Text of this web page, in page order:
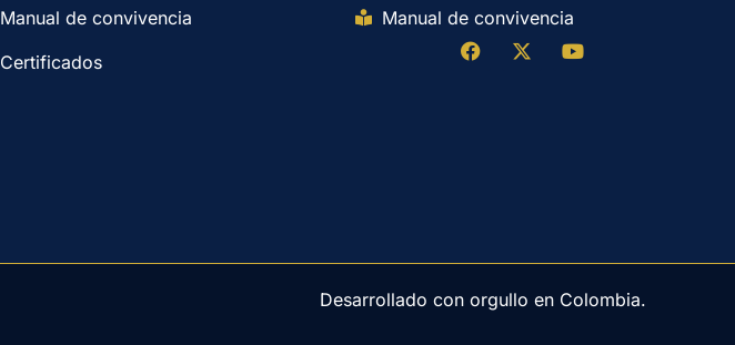
Manual de convivencia
Certificados
Manual de convivencia
Desarrollado con orgullo en Colombia.